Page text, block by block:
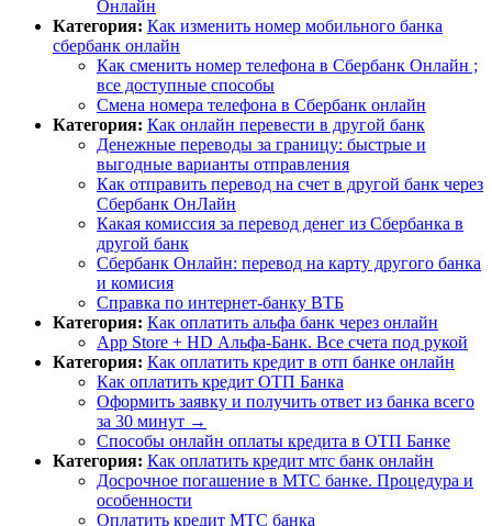
Онлайн
Категория: Как изменить номер мобильного банка
сбербанк онлайн
Как сменить номер телефона в Cбербанк Онлайн ;
все доступные способы
Смена номера телефона в Сбербанк онлайн
Категория: Как онлайн перевести в другой банк
Денежные переводы за границу: быстрые и
выгодные варианты отправления
Как отправить перевод на счет в другой банк через
Сбербанк ОнЛайн
Какая комиссия за перевод денег из Сбербанка в
другой банк
Сбербанк Онлайн: перевод на карту другого банка
и комисия
Справка по интернет-банку ВТБ
Категория: Как оплатить альфа банк через онлайн
App Store + HD Альфа-Банк. Все счета под рукой
Категория: Как оплатить кредит в отп банке онлайн
Как оплатить кредит ОТП Банка
Оформить заявку и получить ответ из банка всего
за 30 минут →
Способы онлайн оплаты кредита в ОТП Банке
Категория: Как оплатить кредит мтс банк онлайн
Досрочное погашение в МТС банке. Процедура и
особенности
Оплатить кредит МТС банка